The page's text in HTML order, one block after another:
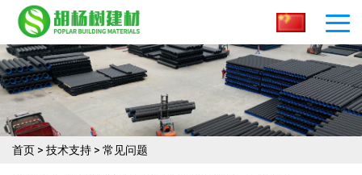
首页 > 技术支持 > 常见问题